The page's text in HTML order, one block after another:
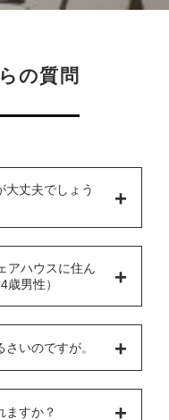
の質問
大丈夫でしょう
アハウスに住ん
男性）
いのですが。
ますか？